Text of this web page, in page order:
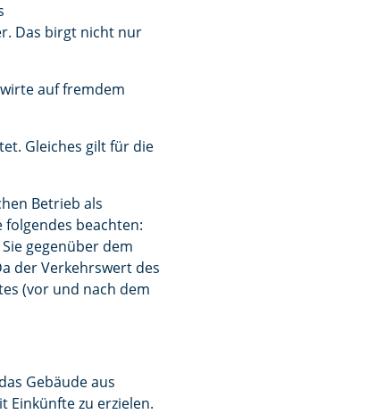
Das birgt nicht nur
auf fremdem
Gleiches gilt für die
Betrieb als
beachten:
gegenüber dem
der Verkehrswert des
(vor und nach dem
Gebäude aus
Einkünfte zu erzielen.